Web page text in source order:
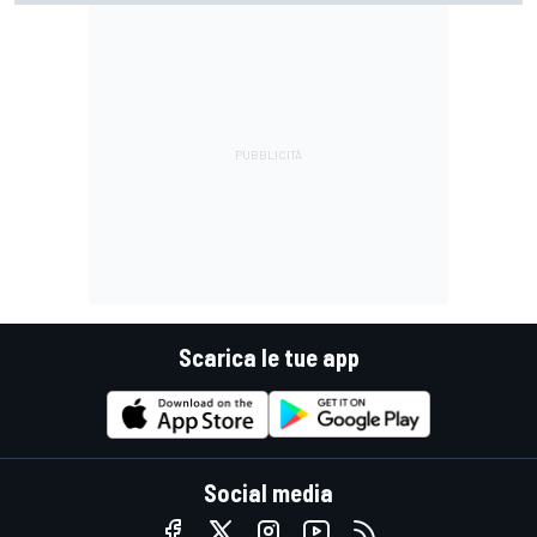
Scarica le tue app
Social media